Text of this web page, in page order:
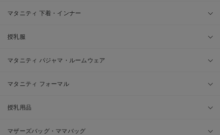
マタニティ 下着・インナー
授乳服
マタニティ パジャマ・ルームウェア
マタニティ フォーマル
授乳用品
マザーズバッグ・ママバッグ